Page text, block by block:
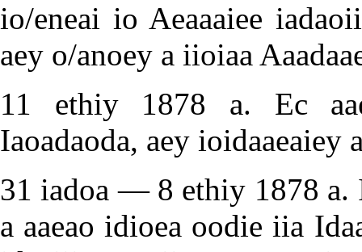
io/eneai io Aeaaaiee
aey o/anoey a iioiaa
11 ethiy 1878 a. Ec
Iaoadaoda, aey ioidaaeaiey
31 iadoa — 8 ethiy 1878 a.
a aaeao idioea oodie iia